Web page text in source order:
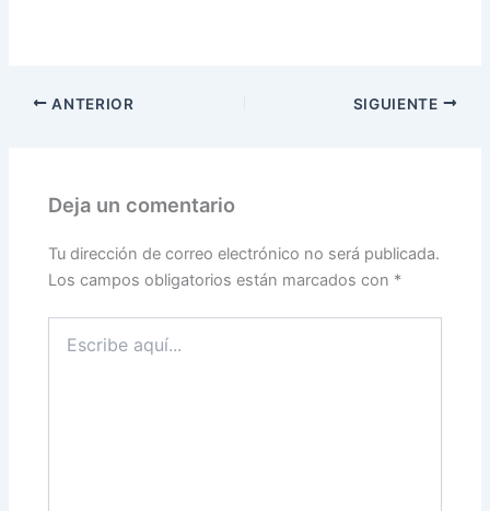
ANTERIOR SIGUIENTE
Deja un comentario
Tu dirección de correo electrónico no será publicada.
Los campos obligatorios están marcados con *
aquí...